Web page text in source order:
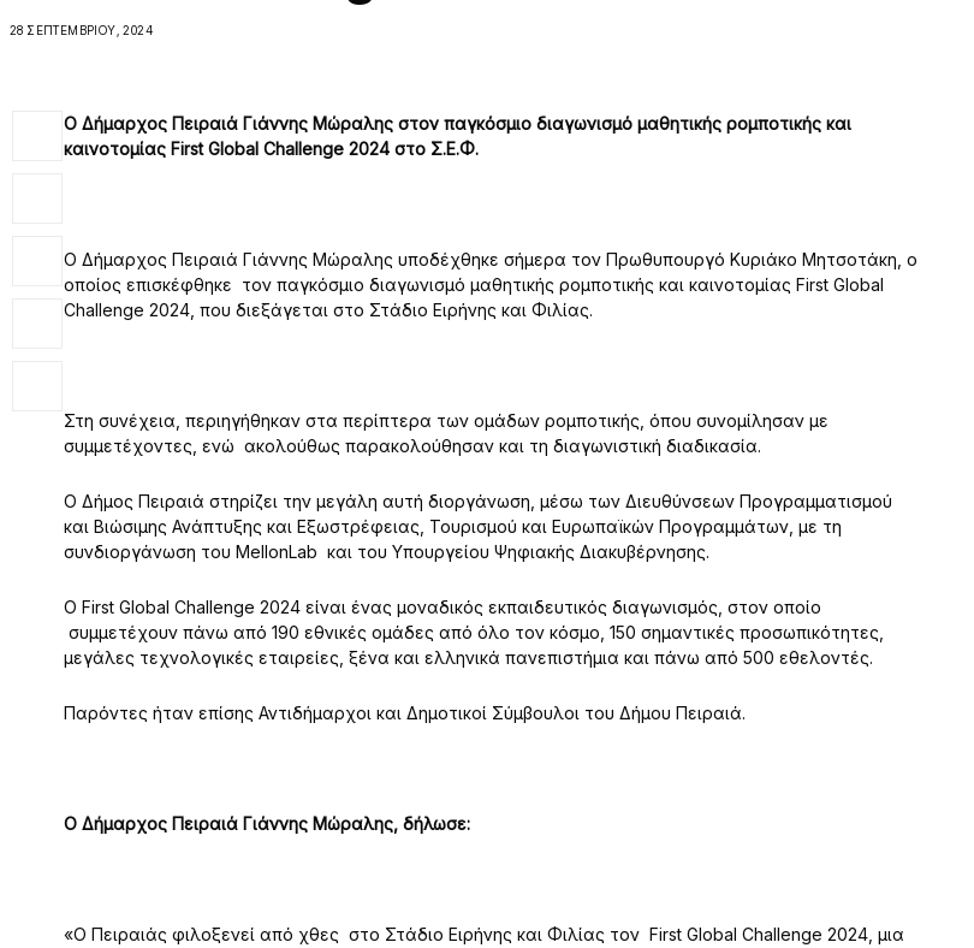
28 ΣΕΠΤΕΜΒΡΊΟΥ, 2024
Ο Δήμαρχος Πειραιά Γιάννης Μώραλης στον παγκόσμιο διαγωνισμό μαθητικής ρομποτικής και
καινοτομίας First Global Challenge 2024 στο Σ.Ε.Φ.
Ο Δήμαρχος Πειραιά Γιάννης Μώραλης υποδέχθηκε σήμερα τον Πρωθυπουργό Κυριάκο Μητσοτάκη, ο
οποίος επισκέφθηκε τον παγκόσμιο διαγωνισμό μαθητικής ρομποτικής και καινοτομίας First Global
Challenge 2024, που διεξάγεται στο Στάδιο Ειρήνης και Φιλίας.
Στη συνέχεια, περιηγήθηκαν στα περίπτερα των ομάδων ρομποτικής, όπου συνομίλησαν με
συμμετέχοντες, ενώ ακολούθως παρακολούθησαν και τη διαγωνιστική διαδικασία.
Ο Δήμος Πειραιά στηρίζει την μεγάλη αυτή διοργάνωση, μέσω των Διευθύνσεων Προγραμματισμού
και Βιώσιμης Ανάπτυξης και Εξωστρέφειας, Τουρισμού και Ευρωπαϊκών Προγραμμάτων, με τη
συνδιοργάνωση του MellonLab και του Υπουργείου Ψηφιακής Διακυβέρνησης.
Ο First Global Challenge 2024 είναι ένας μοναδικός εκπαιδευτικός διαγωνισμός, στον οποίο
συμμετέχουν πάνω από 190 εθνικές ομάδες από όλο τον κόσμο, 150 σημαντικές προσωπικότητες,
μεγάλες τεχνολογικές εταιρείες, ξένα και ελληνικά πανεπιστήμια και πάνω από 500 εθελοντές.
Παρόντες ήταν επίσης Αντιδήμαρχοι και Δημοτικοί Σύμβουλοι του Δήμου Πειραιά.
Ο Δήμαρχος Πειραιά Γιάννης Μώραλης, δήλωσε:
«Ο Πειραιάς φιλοξενεί από χθες στο Στάδιο Ειρήνης και Φιλίας τον First Global Challenge 2024, μια